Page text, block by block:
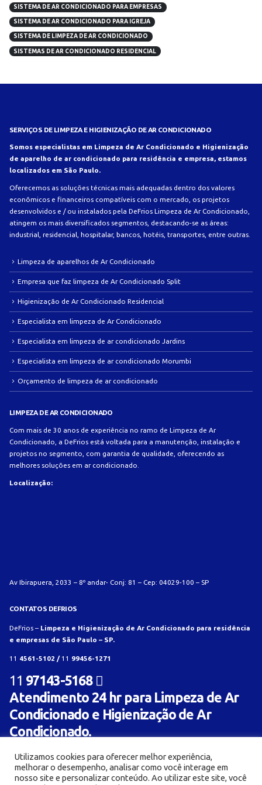
SISTEMA DE AR CONDICIONADO PARA EMPRESAS
SISTEMA DE AR CONDICIONADO PARA IGREJA
SISTEMA DE LIMPEZA DE AR CONDICIONADO
SISTEMAS DE AR CONDICIONADO RESIDENCIAL
SERVIÇOS DE LIMPEZA E HIGIENIZAÇÃO DE AR CONDICIONADO
Somos especialistas em Limpeza de Ar Condicionado e Higienização
de aparelho de ar condicionado para residência e empresa, estamos
localizados em São Paulo.
Oferecemos as soluções técnicas mais adequadas dentro dos valores
econômicos e financeiros compatíveis com o mercado, os projetos
desenvolvidos e / ou instalados pela DeFrios Limpeza de Ar Condicionado,
atingem os mais diversificados segmentos, destacando-se as áreas:
industrial, residencial, hospitalar, bancos, hotéis, transportes, entre outras.
Limpeza de aparelhos de Ar Condicionado
Empresa que faz limpeza de Ar Condicionado Split
Higienização de Ar Condicionado Residencial
Especialista em limpeza de Ar Condicionado
Especialista em limpeza de ar condicionado Jardins
Especialista em limpeza de ar condicionado Morumbi
Orçamento de limpeza de ar condicionado
LIMPEZA DE AR CONDICIONADO
Com mais de 30 anos de experiência no ramo de Limpeza de Ar
Condicionado, a DeFrios está voltada para a manutenção, instalação e
projetos no segmento, com garantia de qualidade, oferecendo as
melhores soluções em ar condicionado.
Localização:
Av Ibirapuera, 2033 – 8º andar- Conj: 81 – Cep: 04029-100 – SP
CONTATOS DEFRIOS
DeFrios – Limpeza e Higienização de Ar Condicionado para residência
e empresas de São Paulo – SP.
11 4561-5102 / 11 99456-1271
11 97143-5168
Atendimento 24 hr para Limpeza de Ar
Condicionado e Higienização de Ar
Condicionado.
Utilizamos cookies para oferecer melhor experiência,
melhorar o desempenho, analisar como você interage em
nosso site e personalizar conteúdo. Ao utilizar este site, você